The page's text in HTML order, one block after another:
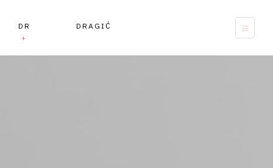
DR DRAGIĆ
+